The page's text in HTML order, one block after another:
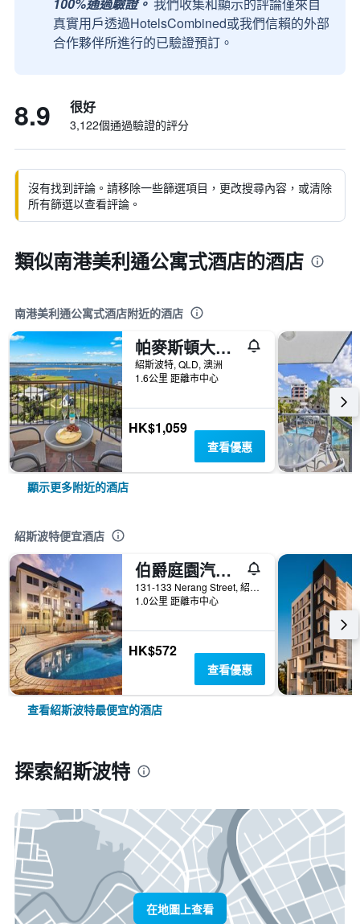
真實用戶透過HotelsCombined或我們信賴的外部
合作夥伴所進行的已驗證預訂。
8.9 很好
3,122個通過驗證的評分
沒有找到評論。請移除一些篩選項目，更改搜尋內容，或清除
所有篩選以查看評論。
類似南港美利通公寓式酒店的酒店
南港美利通公寓式酒店附近的酒店
帕麥斯頓大廈酒店 - 南港
紹斯波特, QLD, 澳洲
1.6公里 距離市中心
HK$1,059
查看優惠
顯示更多附近的酒店
紹斯波特便宜酒店
伯爵庭園汽車旅館 - 南港
131-133 Nerang Street, 紹斯波特, QLD, 澳洲
1.0公里 距離市中心
HK$572
查看優惠
查看紹斯波特最便宜的酒店
探索紹斯波特
在地圖上查看